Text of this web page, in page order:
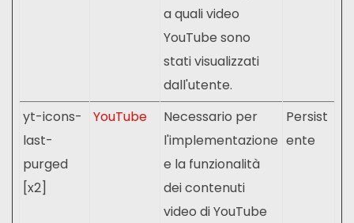
a quali video
YouTube sono
stati visualizzati
dall'utente.
yt-icons-
last-
purged
[x2]
YouTube
Necessario per
l'implementazione
e la funzionalità
dei contenuti
video di YouTube
Persist
ente